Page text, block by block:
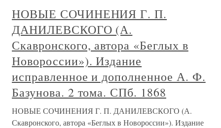
НОВЫЕ СОЧИНЕНИЯ Г. П.
ДАНИЛЕВСКОГО (А.
Скавронского, автора «Беглых в
Новороссии»). Издание
исправленное и дополненное А. Ф.
Базунова. 2 тома. СПб. 1868
НОВЫЕ СОЧИНЕНИЯ Г. П. ДАНИЛЕВСКОГО (А.
Скавронского, автора «Беглых в Новороссии»). Издание